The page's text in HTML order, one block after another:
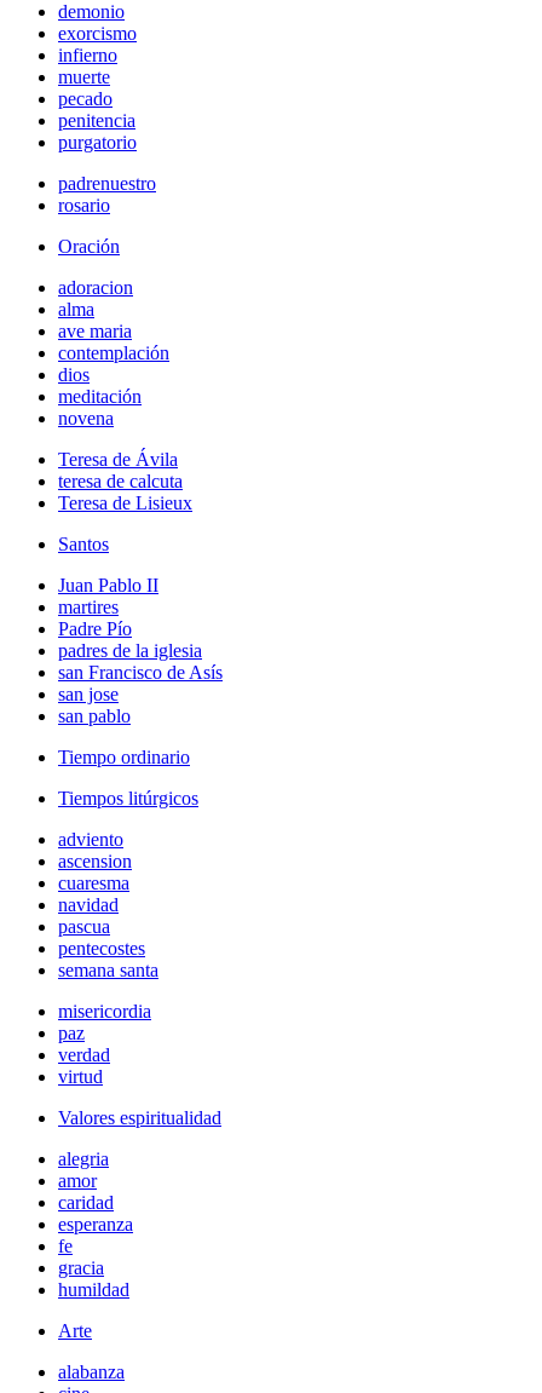
demonio
exorcismo
infierno
muerte
pecado
penitencia
purgatorio
padrenuestro
rosario
Oración
adoracion
alma
ave maria
contemplación
dios
meditación
novena
Teresa de Ávila
teresa de calcuta
Teresa de Lisieux
Santos
Juan Pablo II
martires
Padre Pío
padres de la iglesia
san Francisco de Asís
san jose
san pablo
Tiempo ordinario
Tiempos litúrgicos
adviento
ascension
cuaresma
navidad
pascua
pentecostes
semana santa
misericordia
paz
verdad
virtud
Valores espiritualidad
alegria
amor
caridad
esperanza
fe
gracia
humildad
Arte
alabanza